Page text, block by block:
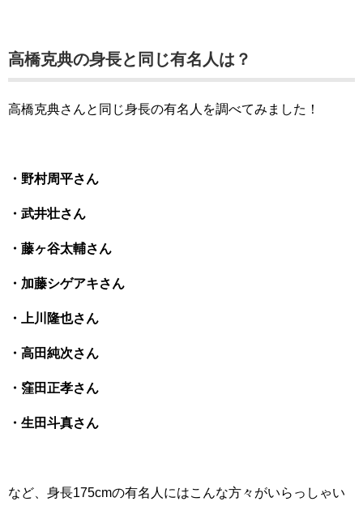
高橋克典の身長と同じ有名人は？
高橋克典さんと同じ身長の有名人を調べてみました！
・野村周平さん
・武井壮さん
・藤ヶ谷太輔さん
・加藤シゲアキさん
・上川隆也さん
・高田純次さん
・窪田正孝さん
・生田斗真さん
など、身長175cmの有名人にはこんな方々がいらっしゃい